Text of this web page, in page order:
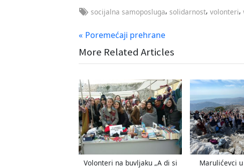
Tags:
socijalna samoposluga,solidarnost,volonteri,
Navigacija
objava
P
r
e
i
o
u
s
P
o
s
Poremećaji prehrane
More Related Articles
Volonteri na buvljaku „A di si
Marulićevci